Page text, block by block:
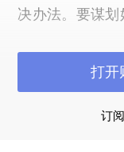
决办法。要谋
业、就业等造
订
打开